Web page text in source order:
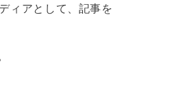
ィアとして、記事を